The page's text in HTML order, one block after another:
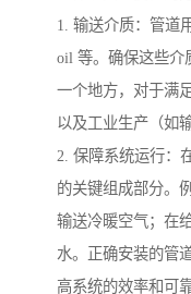
1. 输送介质：管道
oil 等。确保这些介
一个地方，对于满
以及工业生产（如
2. 保障系统运行：
的关键组成部分。
输送冷暖空气；在
水。正确安装的管
高系统的效率和可靠